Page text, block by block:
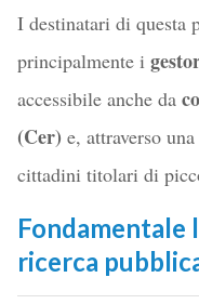
I destinatari di questa
principalmente i
accessibile anche da
(Cer) e, attraverso
cittadini titolari di
Fondamentale
ricerca